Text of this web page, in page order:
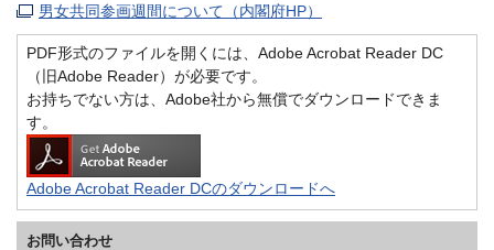
男女共同参画週間について（内閣府HP）
PDF形式のファイルを開くには、Adobe Acrobat Reader DC
（旧Adobe Reader）が必要です。
お持ちでない方は、Adobe社から無償でダウンロードできま
す。
Adobe Acrobat Reader DCのダウンロードへ
お問い合わせ